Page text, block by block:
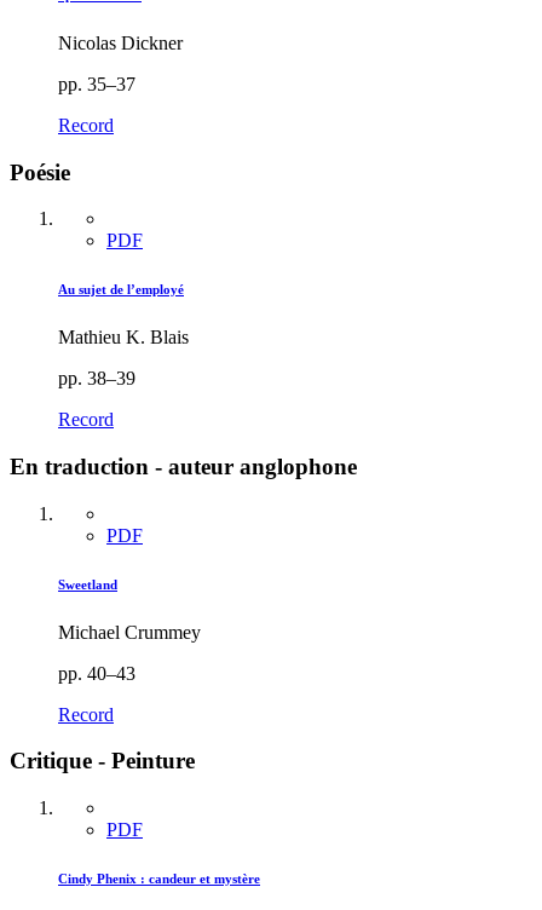
Nicolas Dickner
pp. 35–37
Record
Poésie
PDF
Au sujet de l’employé
Mathieu K. Blais
pp. 38–39
Record
En traduction - auteur anglophone
PDF
Sweetland
Michael Crummey
pp. 40–43
Record
Critique - Peinture
PDF
Cindy Phenix : candeur et mystère